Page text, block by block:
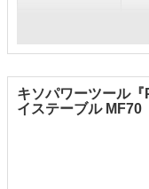
約
キソパワーツール
イステーブル MF70